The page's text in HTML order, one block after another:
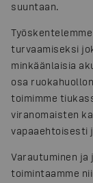
suuntaan.
turvaamiseksi
minkäänlaisia
osa
toimimme
viranomaisten
vapaaehtoisesti
Varautuminen ja
toimintaamme